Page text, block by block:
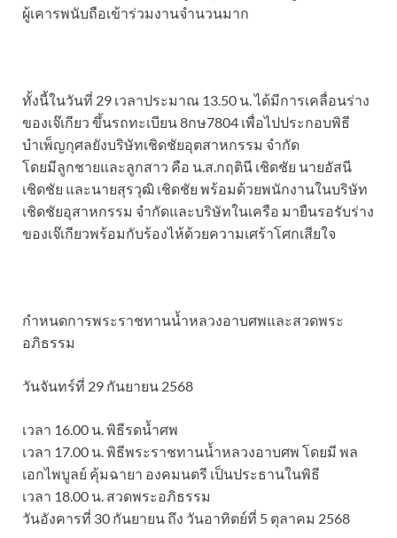
ผู้เคารพนับถือเข้าร่วมงานจำนวนมาก
ทั้งนี้ในวันที่ 29 เวลาประมาณ 13.50 น. ได้มีการเคลื่อนร่าง
ของเจ๊เกียว ขึ้นรถทะเบียน 8กษ7804 เพื่อไปประกอบพิธี
บำเพ็ญกุศลยังบริษัทเชิดชัยอุตสาหกรรม จำกัด
โดยมีลูกชายและลูกสาว คือ น.ส.กฤตินี เชิดชัย นายอัสนี
เชิดชัย และนายสุรวุฒิ เชิดชัย พร้อมด้วยพนักงานในบริษัท
เชิดชัยอุสาหกรรม จำกัดและบริษัทในเครือ มายืนรอรับร่าง
ของเจ๊เกียวพร้อมกับร้องไห้ด้วยความเศร้าโศกเสียใจ
กำหนดการพระราชทานน้ำหลวงอาบศพและสวดพระ
อภิธรรม
วันจันทร์ที่ 29 กันยายน 2568
เวลา 16.00 น. พิธีรดน้ำศพ
เวลา 17.00 น. พิธีพระราชทานน้ำหลวงอาบศพ โดยมี พล
เอกไพบูลย์ คุ้มฉายา องคมนตรี เป็นประธานในพิธี
เวลา 18.00 น. สวดพระอภิธรรม
วันอังคารที่ 30 กันยายน ถึง วันอาทิตย์ที่ 5 ตุลาคม 2568